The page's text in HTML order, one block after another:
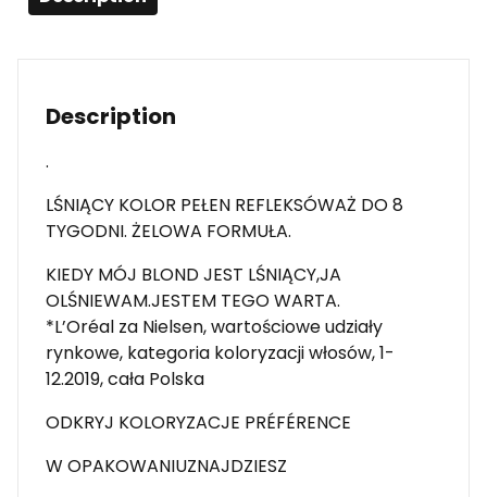
Description
.
LŚNIĄCY KOLOR PEŁEN REFLEKSÓWAŻ DO 8
TYGODNI. ŻELOWA FORMUŁA.
KIEDY MÓJ BLOND JEST LŚNIĄCY,JA
OLŚNIEWAM.JESTEM TEGO WARTA.
*L’Oréal za Nielsen, wartościowe udziały
rynkowe, kategoria koloryzacji włosów, 1-
12.2019, cała Polska
ODKRYJ KOLORYZACJE PRÉFÉRENCE
W OPAKOWANIUZNAJDZIESZ